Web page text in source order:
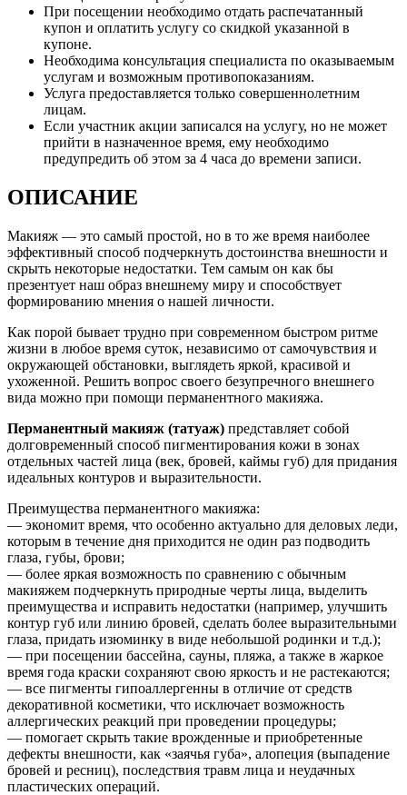
При посещении необходимо отдать распечатанный
купон и оплатить услугу со скидкой указанной в
купоне.
Необходима консультация специалиста по оказываемым
услугам и возможным противопоказаниям.
Услуга предоставляется только совершеннолетним
лицам.
Если участник акции записался на услугу, но не может
прийти в назначенное время, ему необходимо
предупредить об этом за 4 часа до времени записи.
ОПИСАНИЕ
Макияж — это самый простой, но в то же время наиболее
эффективный способ подчеркнуть достоинства внешности и
скрыть некоторые недостатки. Тем самым он как бы
презентует наш образ внешнему миру и способствует
формированию мнения о нашей личности.
Как порой бывает трудно при современном быстром ритме
жизни в любое время суток, независимо от самочувствия и
окружающей обстановки, выглядеть яркой, красивой и
ухоженной. Решить вопрос своего безупречного внешнего
вида можно при помощи перманентного макияжа.
Перманентный макияж (татуаж) представляет собой
долговременный способ пигментирования кожи в зонах
отдельных частей лица (век, бровей, каймы губ) для придания
идеальных контуров и выразительности.
Преимущества перманентного макияжа:
— экономит время, что особенно актуально для деловых леди,
которым в течение дня приходится не один раз подводить
глаза, губы, брови;
— более яркая возможность по сравнению с обычным
макияжем подчеркнуть природные черты лица, выделить
преимущества и исправить недостатки (например, улучшить
контур губ или линию бровей, сделать более выразительными
глаза, придать изюминку в виде небольшой родинки и т.д.);
— при посещении бассейна, сауны, пляжа, а также в жаркое
время года краски сохраняют свою яркость и не растекаются;
— все пигменты гипоаллергенны в отличие от средств
декоративной косметики, что исключает возможность
аллергических реакций при проведении процедуры;
— помогает скрыть такие врожденные и приобретенные
дефекты внешности, как «заячья губа», алопеция (выпадение
бровей и ресниц), последствия травм лица и неудачных
пластических операций.